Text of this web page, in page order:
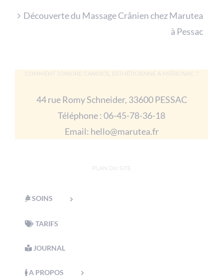
Découverte du Massage Crânien chez Marutea
à Pessac
COMMENT JOINDRE CANDICE, ESTHÉTICIENNE À MÉRIGNAC ?
44 rue Romy Schneider, 33600 PESSAC
Téléphone : 06-45-78-36-18
Email: hello@marutea.fr
PLAN DU SITE
SOINS
TARIFS
JOURNAL
A PROPOS